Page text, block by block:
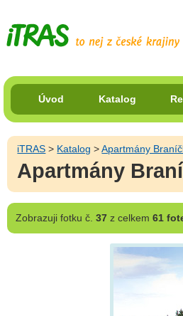
Úvod Katalog
iTRAS > Katalog >Apartmány
Apartmány
Zobrazujifotku č. 37z celkem 61